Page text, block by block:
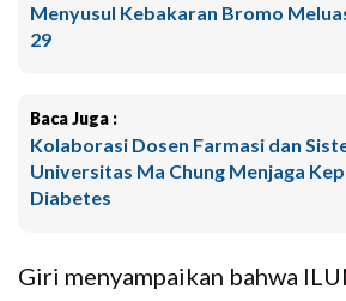
Menyusul Kebakaran Bromo
29
Baca Juga :
Kolaborasi Dosen Farmasi dan
Universitas Ma Chung Menjaga
Diabetes
Giri menyampaikan bahwa